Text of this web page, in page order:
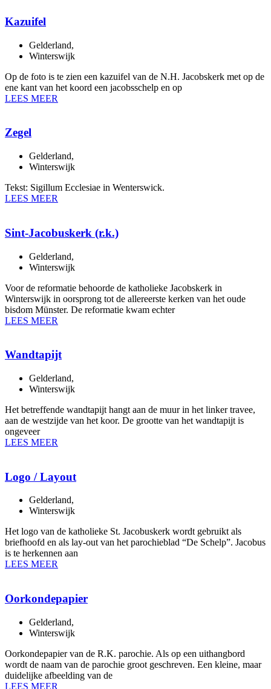
Kazuifel
Gelderland,
Winterswijk
Op de foto is te zien een kazuifel van de N.H. Jacobskerk met op de
ene kant van het koord een jacobsschelp en op
LEES MEER
Zegel
Gelderland,
Winterswijk
Tekst: Sigillum Ecclesiae in Wenterswick.
LEES MEER
Sint-Jacobuskerk (r.k.)
Gelderland,
Winterswijk
Voor de reformatie behoorde de katholieke Jacobskerk in
Winterswijk in oorsprong tot de allereerste kerken van het oude
bisdom Münster. De reformatie kwam echter
LEES MEER
Wandtapijt
Gelderland,
Winterswijk
Het betreffende wandtapijt hangt aan de muur in het linker travee,
aan de westzijde van het koor. De grootte van het wandtapijt is
ongeveer
LEES MEER
Logo / Layout
Gelderland,
Winterswijk
Het logo van de katholieke St. Jacobuskerk wordt gebruikt als
briefhoofd en als lay-out van het parochieblad “De Schelp”. Jacobus
is te herkennen aan
LEES MEER
Oorkondepapier
Gelderland,
Winterswijk
Oorkondepapier van de R.K. parochie. Als op een uithangbord
wordt de naam van de parochie groot geschreven. Een kleine, maar
duidelijke afbeelding van de
LEES MEER